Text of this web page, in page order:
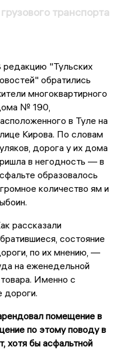
транспорта
редакцию "Тульских
обратились
многоквартирного
№ 190,
в Туле на
Кирова. По словам
дорога у их дома
в негодность — в
образовалось
количество ям и
рассказали
состояние
по их мнению, —
на еженедельной
Именно с
дороги.
помещение в
по этому поводу в
хотя бы асфальтной